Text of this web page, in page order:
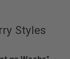
Styles